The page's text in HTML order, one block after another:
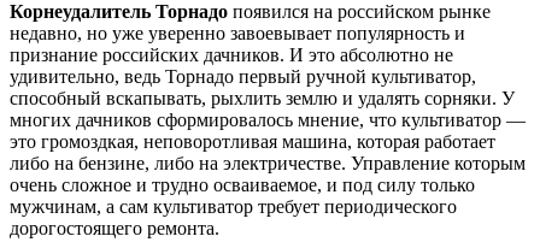
Корнеудалитель Торнадо появился на российском рынке
недавно, но уже уверенно завоевывает популярность и
признание российских дачников. И это абсолютно не
удивительно, ведь Торнадо первый ручной культиватор,
способный вскапывать, рыхлить землю и удалять сорняки. У
многих дачников сформировалось мнение, что культиватор —
это громоздкая, неповоротливая машина, которая работает
либо на бензине, либо на электричестве. Управление которым
очень сложное и трудно осваиваемое, и под силу только
мужчинам, а сам культиватор требует периодического
дорогостоящего ремонта.